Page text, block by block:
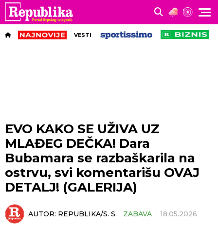
VESTI
EVO KAKO SE UŽIVA UZ
MLAĐEG DEČKA! Dara
Bubamara se razbaškarila na
ostrvu, svi komentarišu OVAJ
DETALJ! (GALERIJA)
AUTOR: REPUBLIKA/S. S. ZABAVA 18.05.2026